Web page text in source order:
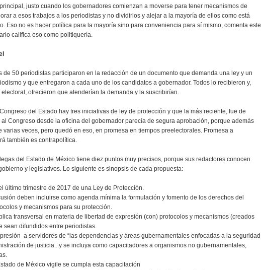
justo cuando los gobernadores comienzan a moverse para tener mecanismos de
a esos trabajos a los periodistas y no dividirlos y alejar a la mayoría de ellos como está
Eso no es hacer política para la mayoría sino para conveniencia para sí mismo, comenta este
califica eso como politiquería.
de 50 periodistas participaron en la redacción de un documento que demanda una ley y un
y que entregaron a cada uno de los candidatos a gobernador. Todos lo recibieron y,
ofrecieron que atenderían la demanda y la suscribirían.
del Estado hay tres iniciativas de ley de protección y que la más reciente, fue de
al Congreso desde la oficina del gobernador parecía de segura aprobación, porque además
varias veces, pero quedó en eso, en promesa en tiempos preelectorales. Promesa a
también es contrapolítica.
del Estado de México tiene diez puntos muy precisos, porque sus redactores conocen
y legislativos. Lo siguiente es sinopsis de cada propuesta:
último trimestre de 2017 de una Ley de Protección.
deben incluirse como agenda mínima la formulación y fomento de los derechos del
y mecanismos para su protección.
transversal en materia de libertad de expresión (con) protocolos y mecanismos (creados
sean difundidos entre periodistas.
a servidores de “las dependencias y áreas gubernamentales enfocadas a la seguridad
de justicia...y se incluya como capacitadores a organismos no gubernamentales,
de México vigile se cumpla esta capacitación